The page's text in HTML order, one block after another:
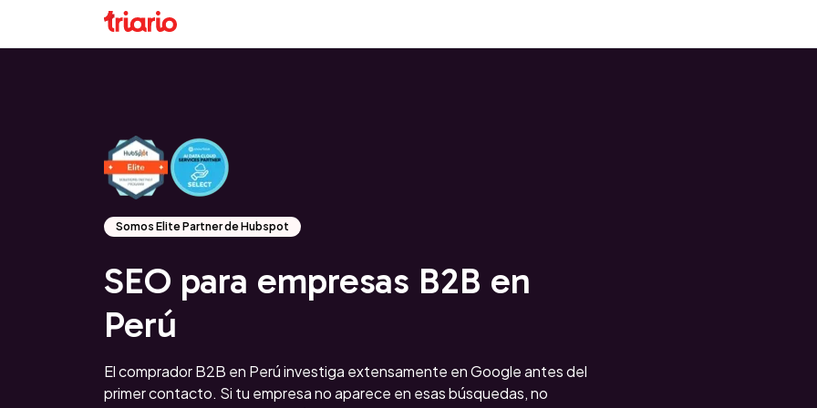
Somos Elite Partner de Hubspot
SEO para empresas B2B en
Perú
El comprador B2B en Perú investiga extensamente en Google antes del
primer contacto. Si tu empresa no aparece en esas búsquedas, no